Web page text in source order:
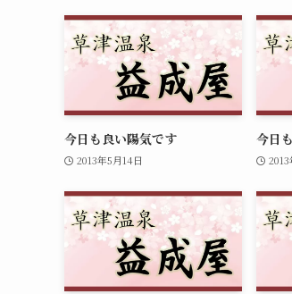
今日も良い陽気です
2013年5月14日
今日
2013